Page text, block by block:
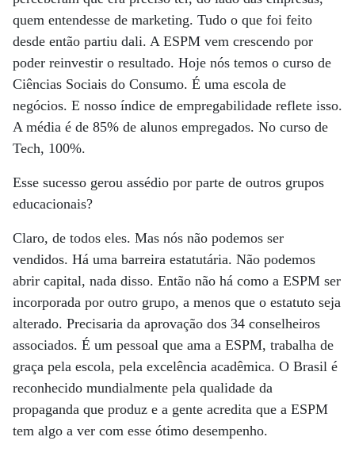
quem entendesse de marketing. Tudo o que foi feito
desde então partiu dali. A ESPM vem crescendo por
poder reinvestir o resultado. Hoje nós temos o curso de
Ciências Sociais do Consumo. É uma escola de
negócios. E nosso índice de empregabilidade reflete isso.
A média é de 85% de alunos empregados. No curso de
Tech, 100%.
Esse sucesso gerou assédio por parte de outros grupos
educacionais?
Claro, de todos eles. Mas nós não podemos ser
vendidos. Há uma barreira estatutária. Não podemos
abrir capital, nada disso. Então não há como a ESPM ser
incorporada por outro grupo, a menos que o estatuto seja
alterado. Precisaria da aprovação dos 34 conselheiros
associados. É um pessoal que ama a ESPM, trabalha de
graça pela escola, pela excelência acadêmica. O Brasil é
reconhecido mundialmente pela qualidade da
propaganda que produz e a gente acredita que a ESPM
tem algo a ver com esse ótimo desempenho.